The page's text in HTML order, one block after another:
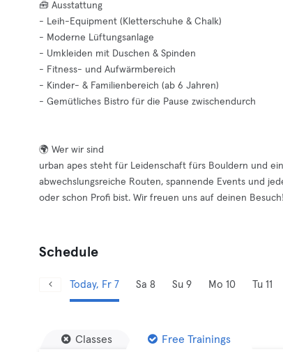
🧰 Ausstattung
- Leih-Equipment (Kletterschuhe & Chalk)
- Moderne Lüftungsanlage
- Umkleiden mit Duschen & Spinden
- Fitness- und Aufwärmbereich
- Kinder- & Familienbereich (ab 6 Jahren)
- Gemütliches Bistro für die Pause zwischendurch
🌍 Wer wir sind
urban apes steht für Leidenschaft fürs Bouldern und
abwechslungsreiche Routen, spannende Events und
oder schon Profi bist. Wir freuen uns auf deinen Besuch!
Schedule
Today, Fr 7 Sa 8 Su 9 Mo 10 Tu 11
Classes Free Trainings